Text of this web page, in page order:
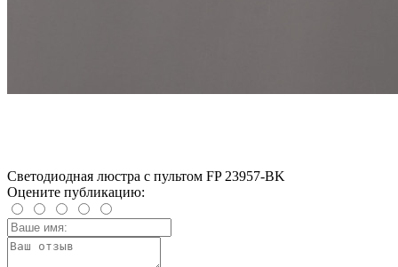
Светодиодная люстра с пультом FP ​​23957-BK
Оцените публикацию: